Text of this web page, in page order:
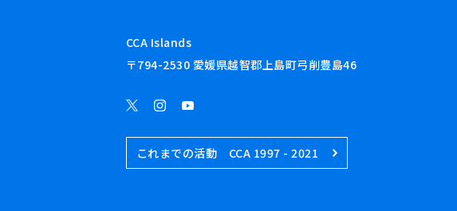
CCA Islands
〒794-2530 愛媛県越智郡上島町弓削豊島46
これまでの活動 CCA 1997 - 2021